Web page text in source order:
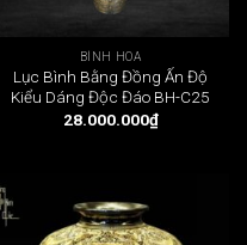
BÌNH HOA
Lục Bình Bằng Đồng Ấn Độ
Kiểu Dáng Độc Đáo BH-C25
28.000.000₫